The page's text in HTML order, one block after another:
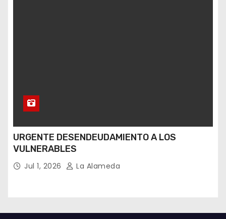
URGENTE DESENDEUDAMIENTO A LOS
VULNERABLES
Jul 1, 2026 La Alameda